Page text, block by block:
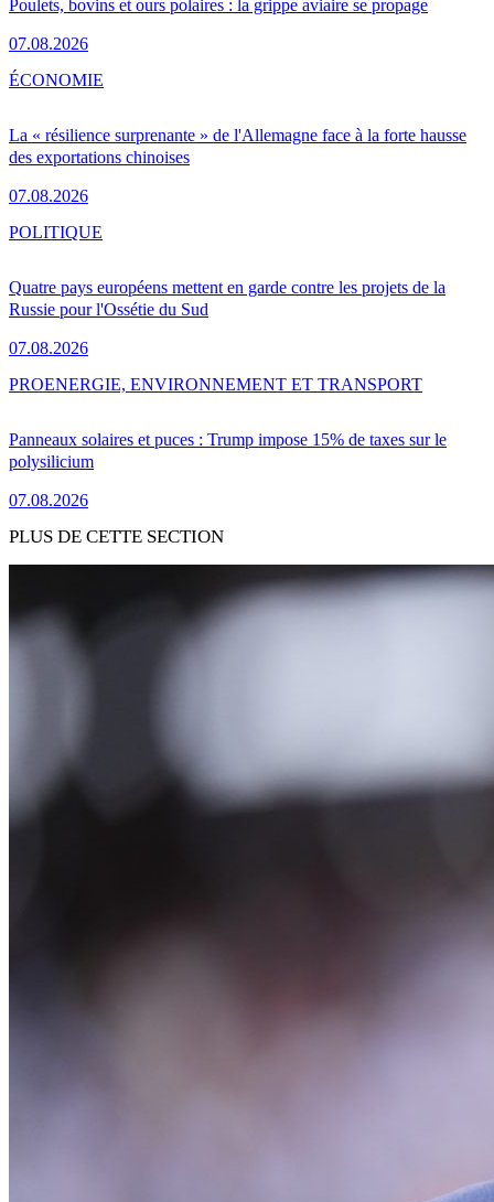
Poulets, bovins et ours polaires : la grippe aviaire se propage
07.08.2026
La « résilience surprenante » de l'Allemagne face à la forte hausse
des exportations chinoises
07.08.2026
ÉCONOMIE
Quatre pays européens mettent en garde contre les projets de la
Russie pour l'Ossétie du Sud
07.08.2026
POLITIQUE
Panneaux solaires et puces : Trump impose 15% de taxes sur le
polysilicium
07.08.2026
PROENERGIE, ENVIRONNEMENT ET TRANSPORT
PLUS DE CETTE SECTION